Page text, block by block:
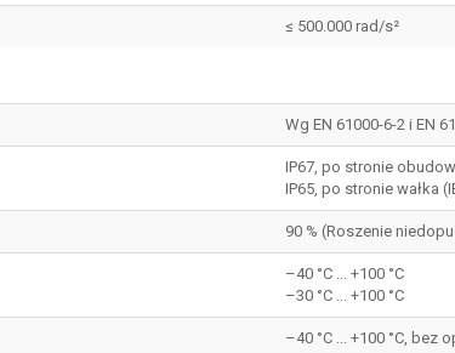
≤ 500.000 rad/s²
Wg EN 61000-6-2 i EN
IP67, po stronie
IP65, po stronie wałka
90 % (Roszenie
–40 °C ... +100 °C
–30 °C ... +100 °C
–40 °C ... +100 °C, bez